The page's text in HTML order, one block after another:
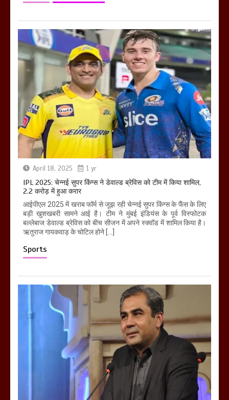
April 18, 2025 1 yr
IPL 2025: चेन्नई सुपर किंग्स ने डेवाल्ड ब्रेविस को टीम में किया शामिल,
2.2 करोड़ में हुआ करार
आईपीएल 2025 में खराब फॉर्म से जूझ रही चेन्नई सुपर किंग्स के फैंस के लिए
बड़ी खुशखबरी सामने आई है। टीम ने मुंबई इंडियंस के पूर्व विस्फोटक
बल्लेबाज डेवाल्ड ब्रेविस को बीच सीजन में अपने स्क्वॉड में शामिल किया है।
ऋतुराज गायकवाड़ के चोटिल होने […]
Sports